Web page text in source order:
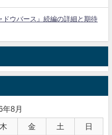
ウバース』続編の詳細と期待
年8月
木 金 土 日